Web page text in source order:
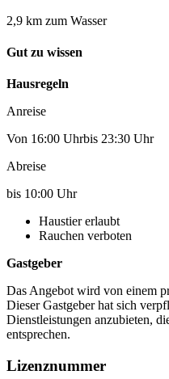
2,9 km zum Wasser
Gut zu wissen
Hausregeln
Anreise
Von 16:00 Uhrbis 23:30 Uhr
Abreise
bis 10:00 Uhr
Haustier erlaubt
Rauchen verboten
Gastgeber
Das Angebot wird von einem
Dieser Gastgeber hat sich
Dienstleistungen anzubieten,
entsprechen.
Lizenznummer